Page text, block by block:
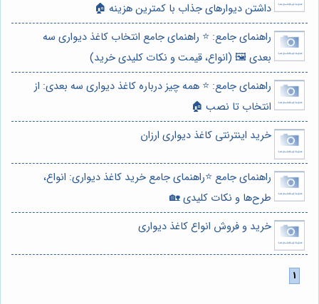
داشتن دیوارهای جذاب با کمترین هزینه 🏠
راهنمای جامع: ⭐️ راهنمای جامع انتخاب کاغذ دیواری سه
بعدی 🖼️ (انواع، قیمت و نکات کلیدی خرید)
راهنمای جامع: ⭐️ همه چیز درباره کاغذ دیواری سه بعدی: از
انتخاب تا نصب 🏠
خرید اینترنتی کاغذ دیواری ارزان
راهنمای جامع ⭐️راهنمای جامع خرید کاغذ دیواری: انواع،
طرح‌ها و نکات کلیدی 🏡
خرید و فروش انواع کاغذ دیواری